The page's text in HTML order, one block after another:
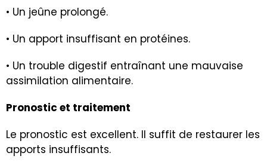
• Un jeûne prolongé.
• Un apport insuffisant en protéines.
• Un trouble digestif entraînant une mauvaise
assimilation alimentaire.
Pronostic et traitement
Le pronostic est excellent. Il suffit de restaurer les
apports insuffisants.